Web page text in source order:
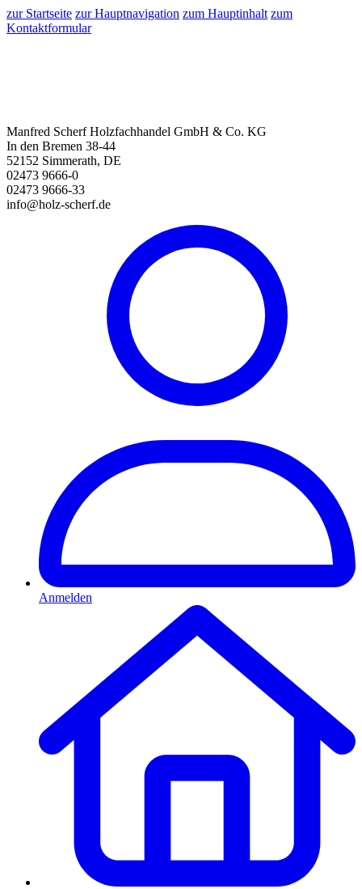
zur Startseite zur Hauptnavigation zum Hauptinhalt zum
Kontaktformular
Manfred Scherf Holzfachhandel GmbH & Co. KG
In den Bremen 38-44
52152 Simmerath, DE
02473 9666-0
02473 9666-33
info@holz-scherf.de
Anmelden